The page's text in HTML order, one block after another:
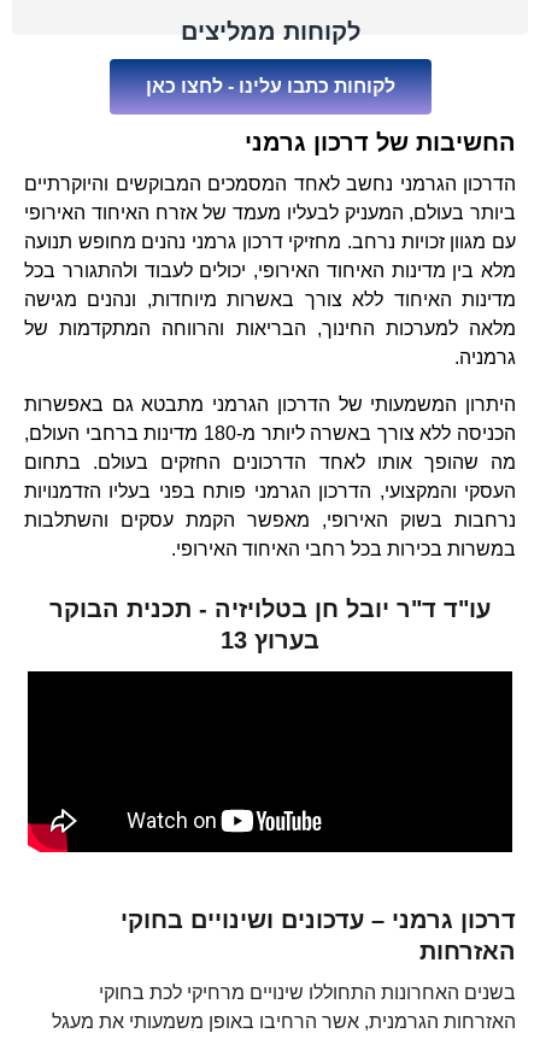
לקוחות ממליצים
לקוחות כתבו עלינו - לחצו כאן
החשיבות של דרכון גרמני
הדרכון הגרמני נחשב לאחד המסמכים המבוקשים והיוקרתיים
ביותר בעולם, המעניק לבעליו מעמד של אזרח האיחוד האירופי
עם מגוון זכויות נרחב. מחזיקי דרכון גרמני נהנים מחופש תנועה
מלא בין מדינות האיחוד האירופי, יכולים לעבוד ולהתגורר בכל
מדינות האיחוד ללא צורך באשרות מיוחדות, ונהנים מגישה
מלאה למערכות החינוך, הבריאות והרווחה המתקדמות של
גרמניה.
היתרון המשמעותי של הדרכון הגרמני מתבטא גם באפשרות
הכניסה ללא צורך באשרה ליותר מ-180 מדינות ברחבי העולם,
מה שהופך אותו לאחד הדרכונים החזקים בעולם. בתחום
העסקי והמקצועי, הדרכון הגרמני פותח בפני בעליו הזדמנויות
נרחבות בשוק האירופי, מאפשר הקמת עסקים והשתלבות
במשרות בכירות בכל רחבי האיחוד האירופי.
עו"ד ד"ר יובל חן בטלויזיה - תכנית הבוקר
בערוץ 13
דרכון גרמני – עדכונים ושינויים בחוקי
האזרחות
בשנים האחרונות התחוללו שינויים מרחיקי לכת בחוקי
האזרחות הגרמנית, אשר הרחיבו באופן משמעותי את מעגל